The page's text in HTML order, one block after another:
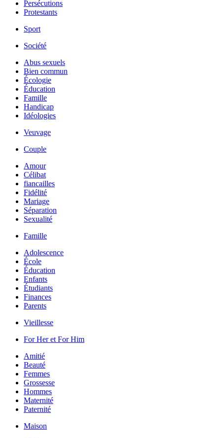
Persécutions
Protestants
Sport
Société
Abus sexuels
Bien commun
Écologie
Éducation
Famille
Handicap
Idéologies
Veuvage
Couple
Amour
Célibat
fiancailles
Fidélité
Mariage
Séparation
Sexualité
Famille
Adolescence
École
Éducation
Enfants
Étudiants
Finances
Parents
Vieillesse
For Her et For Him
Amitié
Beauté
Femmes
Grossesse
Hommes
Maternité
Paternité
Maison